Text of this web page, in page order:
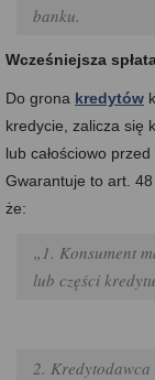
banku.
Wcześniejsza
Do grona kredytów
kredycie, zalicza się
lub całościowo
Gwarantuje to art.
że:
„1. Konsument
lub części
2. Kredytodawca